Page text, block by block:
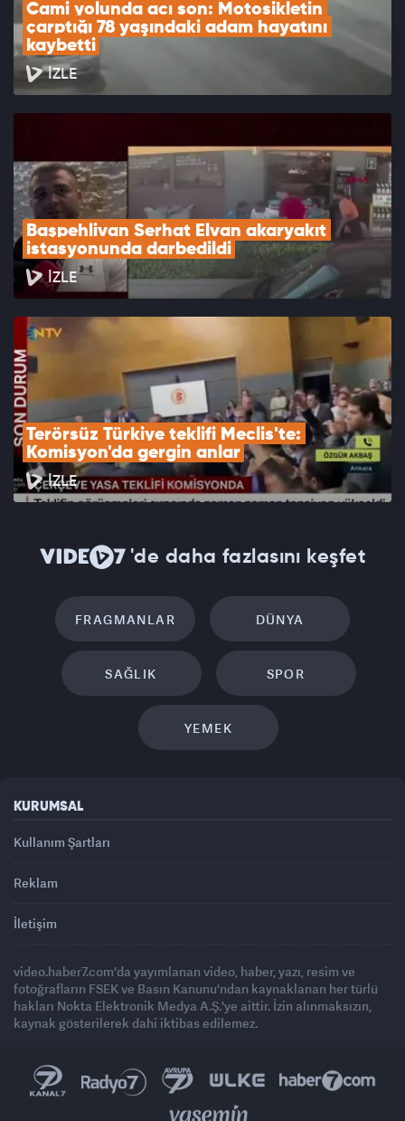
Cami yolunda acı son: Motosikletin
çarptığı 78 yaşındaki adam hayatını
kaybetti
İZLE
Başpehlivan Serhat Elvan akaryakıt
istasyonunda darbedildi
İZLE
Terörsüz Türkiye teklifi Meclis'te:
Komisyon'da gergin anlar
İZLE
'de daha fazlasını keşfet
FRAGMANLAR DÜNYA
SAĞLIK SPOR
YEMEK
KURUMSAL
Kullanım Şartları
Reklam
İletişim
video.haber7.com'da yayımlanan video, haber, yazı, resim ve
fotoğrafların FSEK ve Basın Kanunu'ndan kaynaklanan her türlü
hakları Nokta Elektronik Medya A.Ş.'ye aittir. İzin alınmaksızın,
kaynak gösterilerek dahi iktibas edilemez.